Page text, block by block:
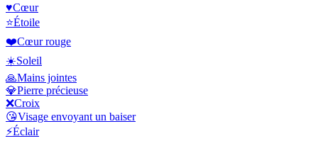
♥️Cœur
⭐Étoile
❤️Cœur rouge
☀️Soleil
🙏Mains jointes
💎Pierre précieuse
❌Croix
😘Visage envoyant un baiser
⚡Éclair